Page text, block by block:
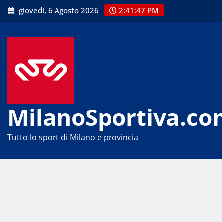
Skip
to
giovedì, 6 Agosto 2026 2:41:47 PM
Tutto lo sport di Milano e provincia